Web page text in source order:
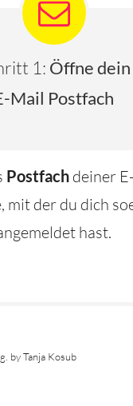
1: Öffne dein
Mail Postfach
Postfach deiner
mit der du dich
hast.
by Tanja Kosub